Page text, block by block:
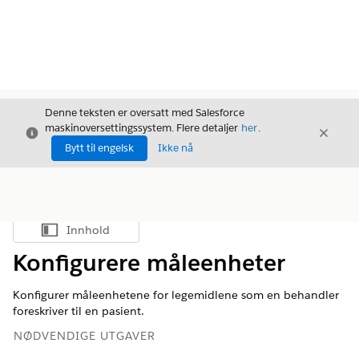
Avslutt
Denne teksten er oversatt med Salesforce
maskinoversettingssystem. Flere detaljer her.
Bytt til engelsk
Ikke nå
Avslutt
Vis innholdsfortegnelse
Innhold
Konfigurere måleenheter
Konfigurer måleenhetene for legemidlene som en behandler
foreskriver til en pasient.
NØDVENDIGE UTGAVER